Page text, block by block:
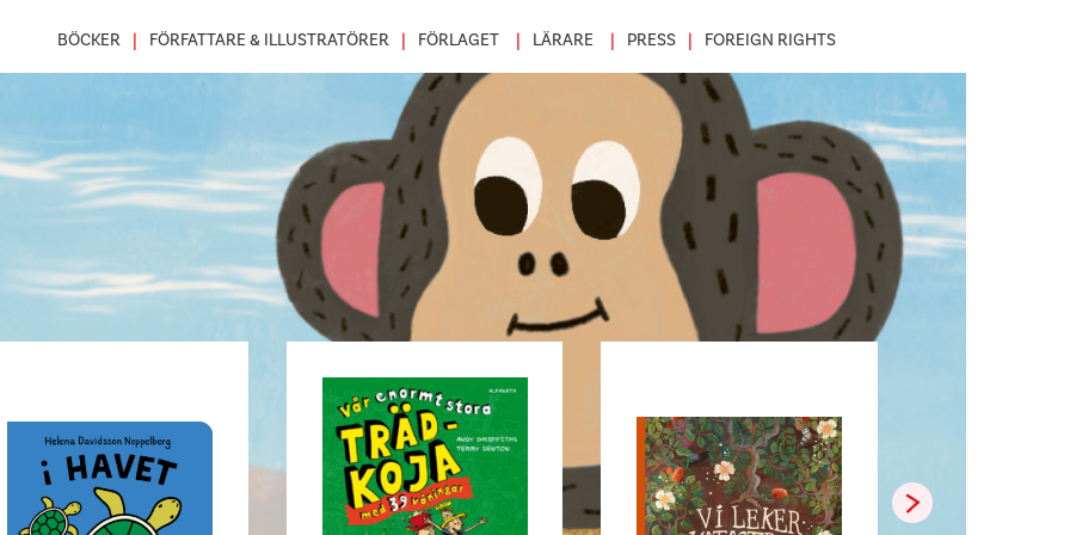
BÖCKER FÖRFATTARE & ILLUSTRATÖRER FÖRLAGET LÄRARE PRESS FOREIGN RIGHTS